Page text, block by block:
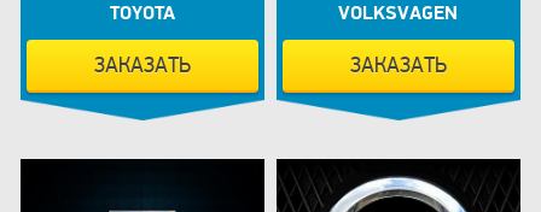
TOYOTA
ЗАКАЗАТЬ
VOLKSVAGEN
ЗАКАЗАТЬ